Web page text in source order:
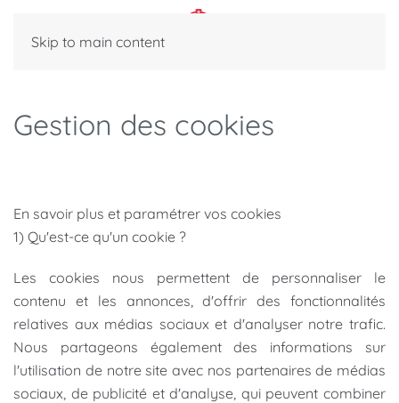
Skip to main content
Gestion des cookies
En savoir plus et paramétrer vos cookies
1) Qu'est-ce qu'un cookie ?
Les cookies nous permettent de personnaliser le
contenu et les annonces, d'offrir des fonctionnalités
relatives aux médias sociaux et d'analyser notre trafic.
Nous partageons également des informations sur
l'utilisation de notre site avec nos partenaires de médias
sociaux, de publicité et d'analyse, qui peuvent combiner